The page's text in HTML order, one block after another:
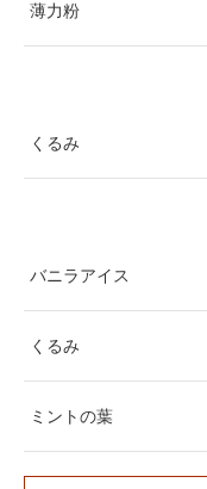
薄力粉
くるみ
バニラアイス
くるみ
ミントの葉